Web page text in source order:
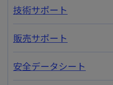
技術サポート
販売サポート
安全データシート